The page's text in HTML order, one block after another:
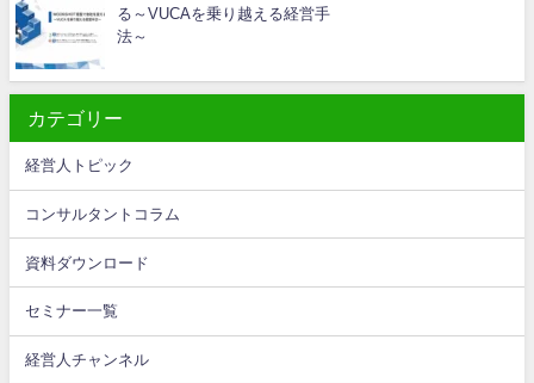
る～VUCAを乗り越える経営手
法～
カテゴリー
経営人トピック
コンサルタントコラム
資料ダウンロード
セミナー一覧
経営人チャンネル